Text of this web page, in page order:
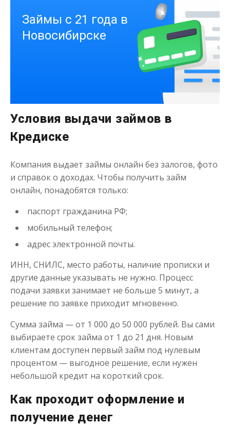
Сумма до50 000
Срок
Сумма 50 000₽
Срок от 1до 21 дня
Одолжим до 30 дней
Условия выдачи займов в
Кредиске
Компания выдает займы онлайн без залогов, фото
и справок о доходах. Чтобы получить займ
онлайн, понадобятся только:
паспорт гражданина РФ;
мобильный телефон;
адрес электронной почты.
ИНН, СНИЛС, место работы, наличие прописки и
другие данные указывать не нужно. Процесс
подачи заявки занимает не больше 5 минут, а
решение по заявке приходит мгновенно.
Сумма займа — от 1 000 до 50 000 рублей. Вы сами
выбираете срок займа от 1 до 21 дня. Новым
клиентам доступен первый займ под нулевым
процентом — выгодное решение, если нужен
небольшой кредит на короткий срок.
Как проходит оформление и
получение денег